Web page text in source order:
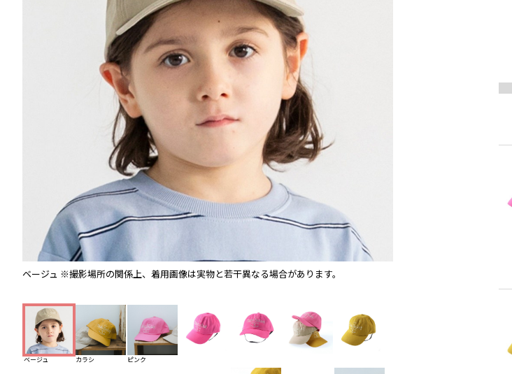
ベージュ ※撮影場所の関係上、着用画像は実物と若干異なる場合があります。
ベージュ カラシ ピンク